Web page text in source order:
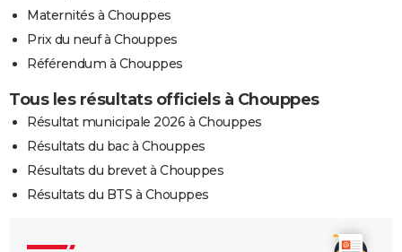
Maternités à Chouppes
Prix du neuf à Chouppes
Référendum à Chouppes
Tous les résultats officiels à Chouppes
Résultat municipale 2026 à Chouppes
Résultats du bac à Chouppes
Résultats du brevet à Chouppes
Résultats du BTS à Chouppes